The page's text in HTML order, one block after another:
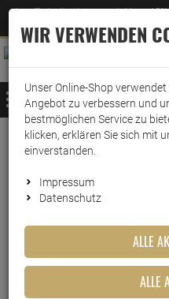
Jetzt für den Newsletter entscheiden und
–Zum
MENÜ
Weiter einkaufen
Spülmittel
fit Spülmittel
fit Spülmittel
Pfeffer 400ml
Artikel-Nummer:10016649
WIR VERWENDEN
Unser Online-Shop
Angebot zu verbessern und
bestmöglichen Service zu
klicken, erklären Sie sich mit
einverstanden.
Impressum
Datenschutz
ALLE
ALLE